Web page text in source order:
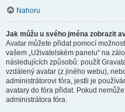
Nahoru
Jak můžu u svého jména zobrazit
Avatar můžete přidat pomocí
vašem „Uživatelském panelu“ na
následujících způsobů: použít
vzdálený avatar (z jiného webu),
administrátorovi fóra, jestli je
avatary do fóra přidat. Pokud
administrátora fóra.